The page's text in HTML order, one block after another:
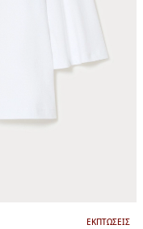
ΚΑΤΗΓΟΡΙΑ:
ΕΚΠΤΏΣΕΙΣ